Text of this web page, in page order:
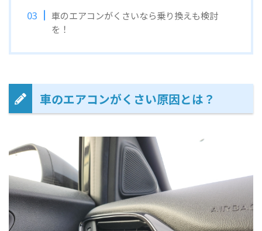
車のエアコンがくさいなら乗り換えも検討
を！
車のエアコンがくさい原因とは？